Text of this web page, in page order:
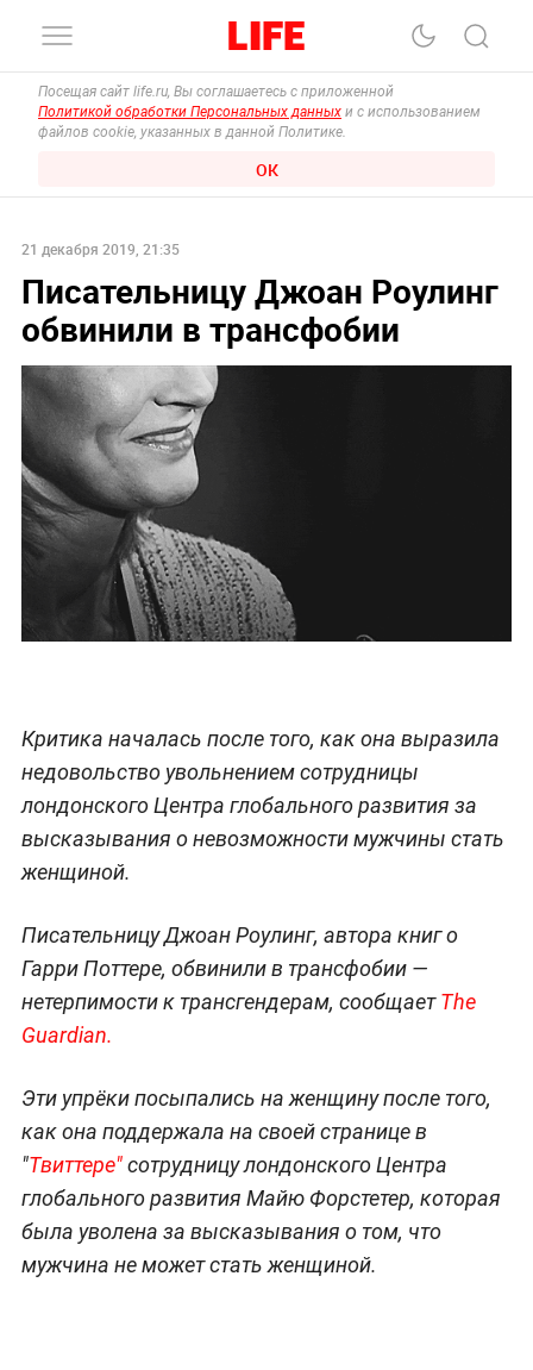
Посещая сайт life.ru, Вы соглашаетесь с приложенной
Политикой обработки Персональных данных и с использованием
файлов cookie, указанных в данной Политике.
ОК
21 декабря 2019, 21:35
Писательницу Джоан Роулинг
обвинили в трансфобии
Критика началась после того, как она выразила
недовольство увольнением сотрудницы
лондонского Центра глобального развития за
высказывания о невозможности мужчины стать
женщиной.
Писательницу Джоан Роулинг, автора книг о
Гарри Поттере, обвинили в трансфобии —
нетерпимости к трансгендерам, сообщаетThe
Guardian.
Эти упрёки посыпались на женщину после того,
как она поддержала на своей странице в
"Твиттере"сотрудницу лондонского Центра
глобального развития Майю Форстетер, которая
была уволена за высказывания о том, что
мужчина не может стать женщиной.